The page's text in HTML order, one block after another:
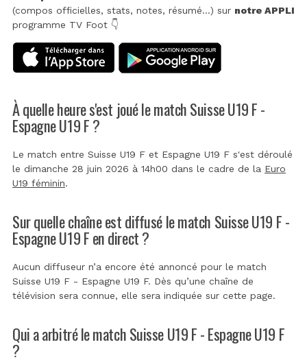
(compos officielles, stats, notes, résumé...) sur notre APPLI
programme TV Foot 👇
À quelle heure s'est joué le match Suisse U19 F -
Espagne U19 F ?
Le match entre Suisse U19 F et Espagne U19 F s'est déroulé
le dimanche 28 juin 2026 à 14h00 dans le cadre de la Euro
U19 féminin.
Sur quelle chaîne est diffusé le match Suisse U19 F -
Espagne U19 F en direct ?
Aucun diffuseur n’a encore été annoncé pour le match
Suisse U19 F - Espagne U19 F. Dès qu’une chaîne de
télévision sera connue, elle sera indiquée sur cette page.
Qui a arbitré le match Suisse U19 F - Espagne U19 F
?